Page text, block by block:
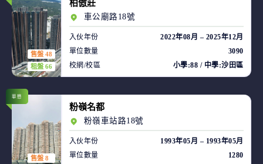
售盤 48
租盤 66
柏傲莊
車公廟路18號
入伙年份
2022年08月 – 2025年12月
單位數量
3090
校網/校區
小學:88 / 中學:沙田區
售盤 8
華懋
粉嶺名都
粉嶺車站路18號
入伙年份
1993年05月 – 1993年05月
單位數量
1280